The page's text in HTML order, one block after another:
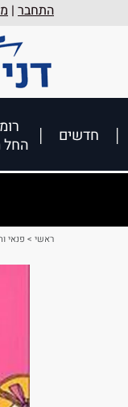
התחבר |
חדשים
החל מ
ראשי > פנאי